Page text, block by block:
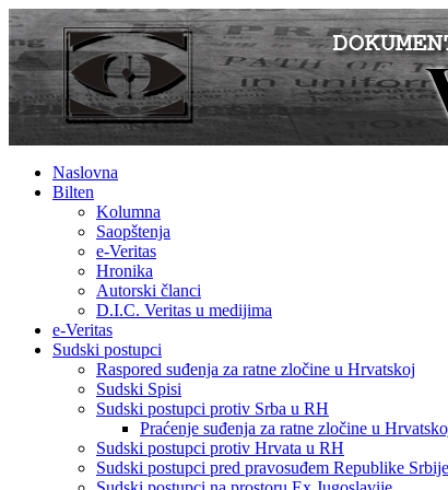
Naslovna
Bilten
Kolumna
Saopštenja
e-Veritas
Hronika
Autorski članci
D.I.C. Veritas u medijima
e-Veritas
Sudski postupci
Raspored suđenja za ratne zločine u Hrvatskoj
Sudski Spisi
Sudski postupci protiv Srba u RH
Praćenje suđenja za ratne zločine u
Sudski postupci protiv Hrvata u RH
Sudski postupci pred pravosuđem Republike Srbije